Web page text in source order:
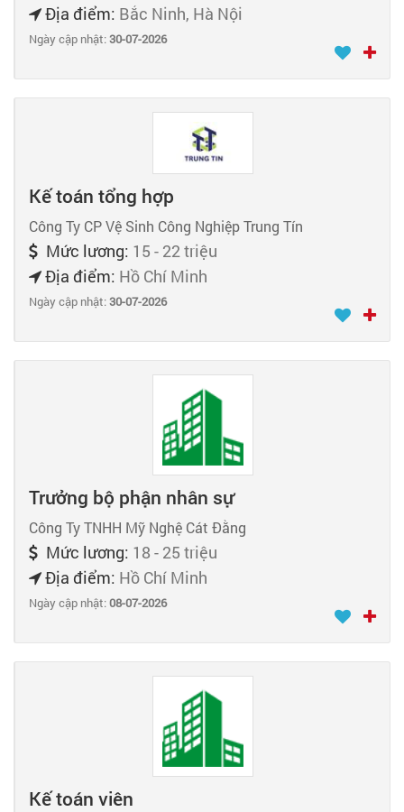
Địa điểm: Bắc Ninh, Hà Nội
Ngày cập nhật:30-07-2026
Kế toán tổng hợp
Công Ty CP Vệ Sinh Công Nghiệp Trung Tín
Mức lương: 15 - 22 triệu
Địa điểm: Hồ Chí Minh
Ngày cập nhật:30-07-2026
Trưởng bộ phận nhân sự
Công Ty TNHH Mỹ Nghệ Cát Đằng
Mức lương: 18 - 25 triệu
Địa điểm: Hồ Chí Minh
Ngày cập nhật:08-07-2026
Kế toán viên